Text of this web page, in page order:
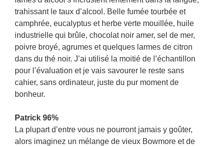
trahissant le taux d’alcool. Belle fumée tourbée et
camphrée, eucalyptus et herbe verte mouillée, huile
industrielle qui brûle, chocolat noir amer, sel de mer,
poivre broyé, agrumes et quelques larmes de citron
dans du thé noir. J’ai utilisé la moitié de l’échantillon
pour l’évaluation et je vais savourer le reste sans
cahier, sans ordinateur, juste du pur moment de
bonheur.
Patrick 96%
La plupart d’entre vous ne pourront jamais y goûter,
alors imaginez un mélange de vieux Bowmore et de